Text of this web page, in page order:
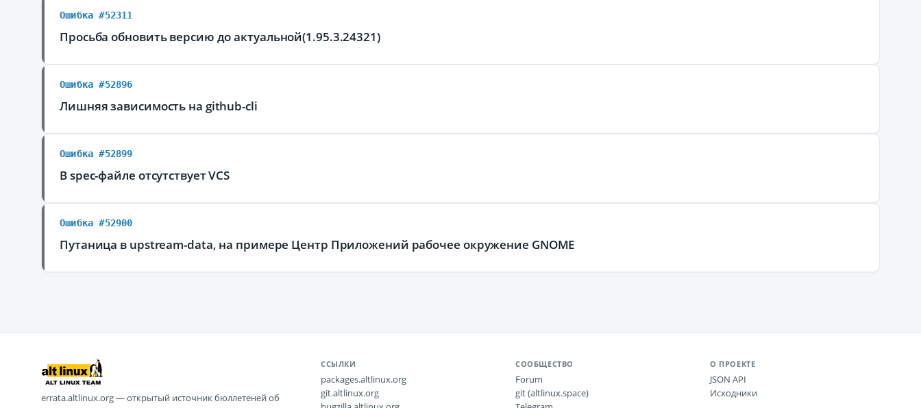
Ошибка #52311
Просьба обновить версию до актуальной(1.95.3.24321)
Ошибка #52896
Лишняя зависимость на github-cli
Ошибка #52899
В spec-файле отсутствует VCS
Ошибка #52900
Путаница в upstream-data, на примере Центр Приложений рабочее окружение GNOME
errata.altlinux.org — открытый источник бюллетеней об
ССЫЛКИ
packages.altlinux.org
git.altlinux.org
СООБЩЕСТВО
Forum
git (altlinux.space)
О ПРОЕКТЕ
JSON API
Исходники